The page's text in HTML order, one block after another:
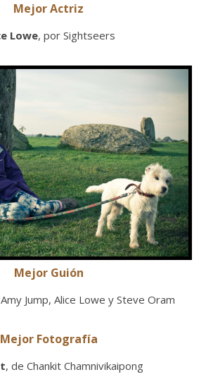
Mejor Actriz
Lowe, por Sightseers
Mejor Guión
Jump, Alice Lowe y Steve Oram
Mejor Fotografía
, de Chankit Chamnivikaipong